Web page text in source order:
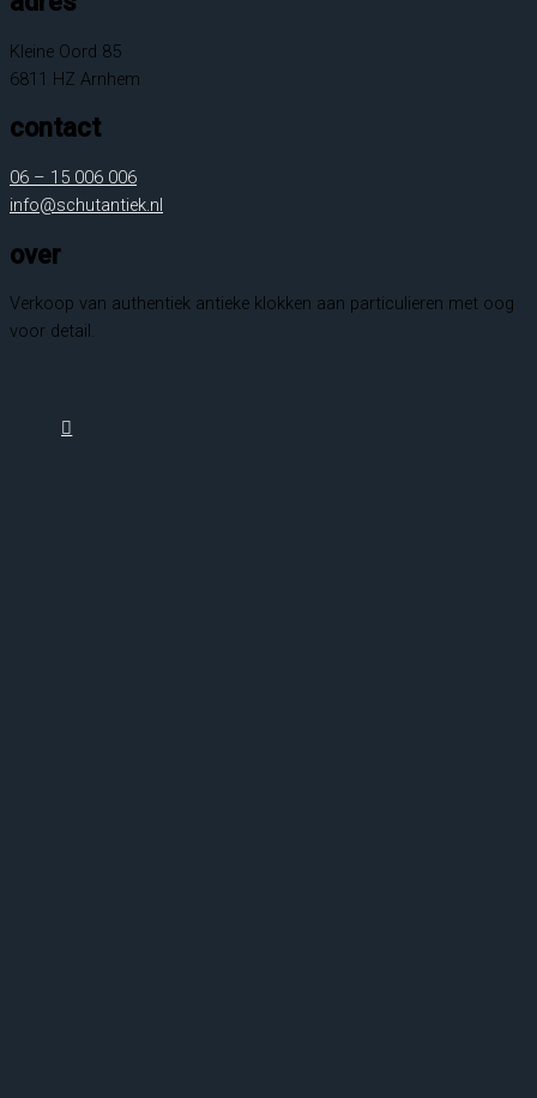
Kleine Oord 85
6811 HZ Arnhem
contact
06 – 15 006 006
info@schutantiek.nl
over
Verkoop van authentiek antieke klokken aan particulieren met oog
voor detail.